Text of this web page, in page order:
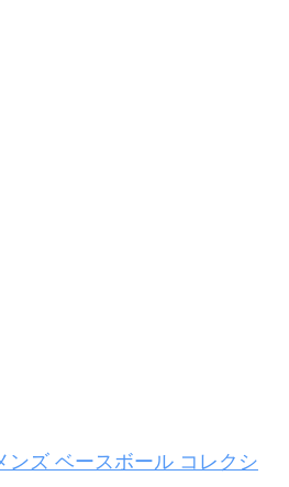
ンズ ベースボール コレクシ